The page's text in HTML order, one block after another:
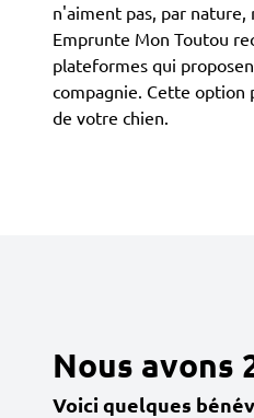
n'aiment pas, par nature,
Emprunte Mon Toutou
plateformes qui
compagnie. Cette option
de votre chien.
Nous avons
Voici quelques